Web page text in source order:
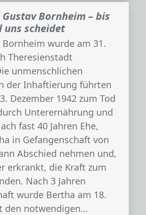
Bornheim – bis
uns scheidet
Bornheim wurde am 31.
Theresienstadt
unmenschlichen
der Inhaftierung führten
Dezember 1942 zum Tod
Unterernährung und
fast 40 Jahren Ehe,
in Gefangenschaft von
Abschied nehmen und,
erkrankt, die Kraft zum
Nach 3 Jahren
wurde Bertha am 18.
den notwendigen…